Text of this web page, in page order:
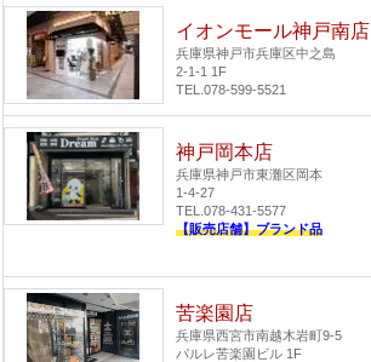
イオンモール神戸南店
兵庫県神戸市兵庫区中之島
2-1-1 1F
TEL.078-599-5521
神戸岡本店
兵庫県神戸市東灘区岡本
1-4-27
TEL.078-431-5577
【販売店舗】ブランド品
苦楽園店
兵庫県西宮市南越木岩町9-5
パルレ苦楽園ビル 1F